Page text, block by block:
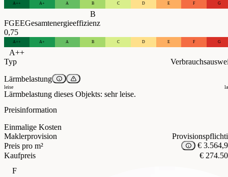
A++ A+ A B C D E F G
B
FGEEGesamtenergieeffizienz
0,75
A++ A+ A B C D E F G
A++
Typ
Lärmbelastung
leise
Lärmbelastung dieses Objekts: sehr leise.
Preisinformation
Einmalige Kosten
Maklerprovision
Preis pro m²
€
Kaufpreis
€
F